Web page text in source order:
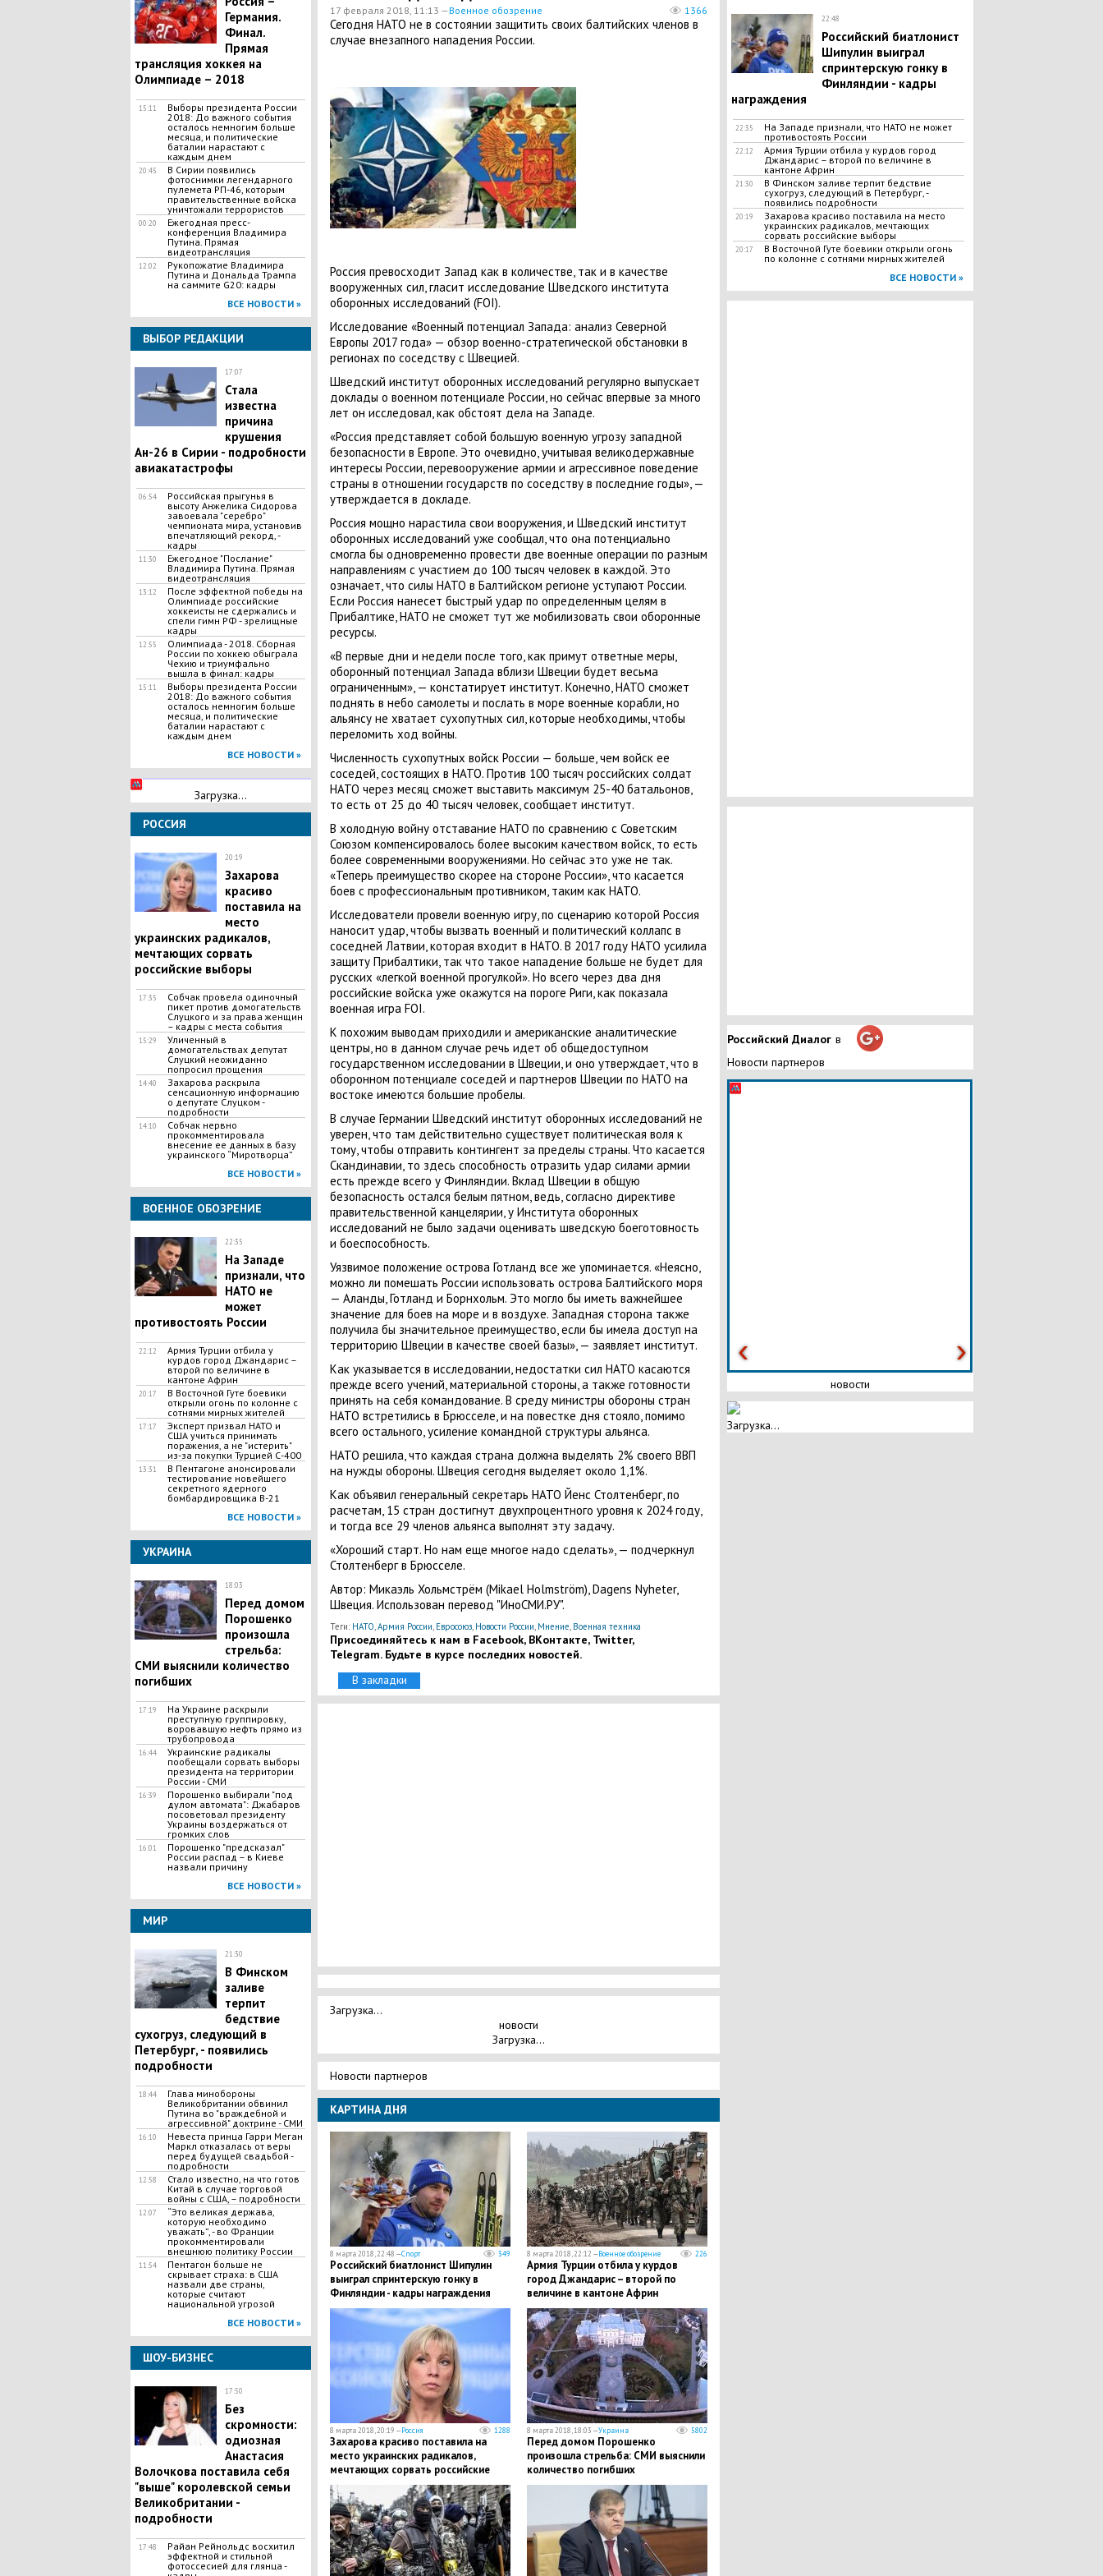
Германия.
Финал.
Прямая
трансляция хоккея на
Олимпиаде – 2018
15:11
Выборы президента России
2018: До важного события
осталось немногим больше
месяца, и политические
баталии нарастают с
каждым днем
20:45
В Сирии появились
фотоснимки легендарного
пулемета РП-46, которым
правительственные войска
уничтожали террористов
00:20
Ежегодная пресс-
конференция Владимира
Путина. Прямая
видеотрансляция
12:02
Рукопожатие Владимира
Путина и Дональда Трампа
на саммите G20: кадры
ВСЕ НОВОСТИ »
ВЫБОР РЕДАКЦИИ
17:07
Стала
известна
причина
крушения
Ан-26 в Сирии - подробности
авиакатастрофы
06:54
Российская прыгунья в
высоту Анжелика Сидорова
завоевала "серебро"
чемпионата мира, установив
впечатляющий рекорд, -
кадры
11:30
Ежегодное "Послание"
Владимира Путина. Прямая
видеотрансляция
13:12
После эффектной победы на
Олимпиаде российские
хоккеисты не сдержались и
спели гимн РФ - зрелищные
кадры
12:55
Олимпиада - 2018. Сборная
России по хоккею обыграла
Чехию и триумфально
вышла в финал: кадры
15:11
Выборы президента России
2018: До важного события
осталось немногим больше
месяца, и политические
баталии нарастают с
каждым днем
ВСЕ НОВОСТИ »
Загрузка...
РОССИЯ
20:19
Захарова
красиво
поставила на
место
украинских радикалов,
мечтающих сорвать
российские выборы
17:35
​Собчак провела одиночный
пикет против домогательств
Слуцкого и за права женщин
– кадры с места события
15:29
Уличенный в
домогательствах депутат
Слуцкий неожиданно
попросил прощения
14:40
​Захарова раскрыла
сенсационную информацию
о депутате Слуцком -
подробности
14:10
Собчак нервно
прокомментировала
внесение ее данных в базу
украинского “Миротворца”
ВСЕ НОВОСТИ »
ВОЕННОЕ ОБОЗРЕНИЕ
22:35
На Западе
признали, что
НАТО не
может
противостоять России
22:12
​Армия Турции отбила у
курдов город Джандарис –
второй по величине в
кантоне Африн
20:17
​B Bocточной Гуте боевики
открыли огонь по колонне с
сотнями миpных жителей
17:17
Эксперт призвал НАТО и
США учиться принимать
поражения, а не "истерить"
из-за покупки Турцией С-400
13:31
В Пентагоне анонсировали
тестирование новейшего
секретного ядерного
бомбардировщика B-21
ВСЕ НОВОСТИ »
УКРАИНА
18:03
Перед домом
Порошенко
произошла
стрельба:
СМИ выяснили количество
погибших
17:19
​На Украине раскрыли
преступную группировку,
воровавшую нефть прямо из
трубопровода
16:44
​Украинские радикалы
пообещали сорвать выборы
президента на территории
России - СМИ
16:39
Порошенко выбирали "под
дулом автомата": Джабаров
посоветовал президенту
Украины воздержаться от
громких слов
16:01
Порошенко "предсказал"
России распад – в Киеве
назвали причину
ВСЕ НОВОСТИ »
МИР
21:30
​B Финском
заливе
терпит
бедствие
cyxoгpyз, следующий в
Петербург, - появились
подробности
18:44
​Глава минобороны
Великобритании обвинил
Путина во "вpaждебной и
агpeccивной" доктрине - СМИ
16:10
Невеста принца Гарри Меган
Маркл отказалась от веры
перед будущей свадьбой -
подробности
12:58
​Стало известно, на что готов
Китай в случае торговой
войны с США, – подробности
12:07
​“Это великая держава,
которую необходимо
уважать”, - во Франции
прокомментировали
внешнюю политику России
11:54
Пентагон больше не
скрывает страха: в США
назвали две страны,
которые считают
национальной угрозой
ВСЕ НОВОСТИ »
ШОУ-БИЗНЕС
17:50
Без
скромности:
одиозная
Анастасия
Волочкова поставила себя
"выше" королевской семьи
Великобритании -
подробности
17:48
Райан Рейнольдс восхитил
эффектной и стильной
фотоссесией для глянца -
17 февраля 2018, 11:13 —Военное обозрение 1366
Сегодня НАТО не в состоянии защитить своих балтийских членов в
случае внезапного нападения России.
Россия превосходит Запад как в количестве, так и в качестве
вооруженных сил, гласит исследование Шведского института
оборонных исследований (FOI).
Исследование «Военный потенциал Запада: анализ Северной
Европы 2017 года» — обзор военно-стратегической обстановки в
регионах по соседству с Швецией.
Шведский институт оборонных исследований регулярно выпускает
доклады о военном потенциале России, но сейчас впервые за много
лет он исследовал, как обстоят дела на Западе.
«Россия представляет собой большую военную угрозу западной
безопасности в Европе. Это очевидно, учитывая великодержавные
интересы России, перевооружение армии и агрессивное поведение
страны в отношении государств по соседству в последние годы», —
утверждается в докладе.
Россия мощно нарастила свои вооружения, и Шведский институт
оборонных исследований уже сообщал, что она потенциально
смогла бы одновременно провести две военные операции по разным
направлениям с участием до 100 тысяч человек в каждой. Это
означает, что силы НАТО в Балтийском регионе уступают России.
Если Россия нанесет быстрый удар по определенным целям в
Прибалтике, НАТО не сможет тут же мобилизовать свои оборонные
ресурсы.
«В первые дни и недели после того, как примут ответные меры,
оборонный потенциал Запада вблизи Швеции будет весьма
ограниченным», — констатирует институт. Конечно, НАТО сможет
поднять в небо самолеты и послать в море военные корабли, но
альянсу не хватает сухопутных сил, которые необходимы, чтобы
переломить ход войны.
Численность сухопутных войск России — больше, чем войск ее
соседей, состоящих в НАТО. Против 100 тысяч российских солдат
НАТО через месяц сможет выставить максимум 25-40 батальонов,
то есть от 25 до 40 тысяч человек, сообщает институт.
В холодную войну отставание НАТО по сравнению с Советским
Союзом компенсировалось более высоким качеством войск, то есть
более современными вооружениями. Но сейчас это уже не так.
«Теперь преимущество скорее на стороне России», что касается
боев с профессиональным противником, таким как НАТО.
Исследователи провели военную игру, по сценарию которой Россия
наносит удар, чтобы вызвать военный и политический коллапс в
соседней Латвии, которая входит в НАТО. В 2017 году НАТО усилила
защиту Прибалтики, так что такое нападение больше не будет для
русских «легкой военной прогулкой». Но всего через два дня
российские войска уже окажутся на пороге Риги, как показала
военная игра FOI.
К похожим выводам приходили и американские аналитические
центры, но в данном случае речь идет об общедоступном
государственном исследовании в Швеции, и оно утверждает, что в
оборонном потенциале соседей и партнеров Швеции по НАТО на
востоке имеются большие пробелы.
В случае Германии Шведский институт оборонных исследований не
уверен, что там действительно существует политическая воля к
тому, чтобы отправить контингент за пределы страны. Что касается
Скандинавии, то здесь способность отразить удар силами армии
есть прежде всего у Финляндии. Вклад Швеции в общую
безопасность остался белым пятном, ведь, согласно директиве
правительственной канцелярии, у Института оборонных
исследований не было задачи оценивать шведскую боеготовность
и боеспособность.
Уязвимое положение острова Готланд все же упоминается. «Неясно,
можно ли помешать России использовать острова Балтийского моря
— Аланды, Готланд и Борнхольм. Это могло бы иметь важнейшее
значение для боев на море и в воздухе. Западная сторона также
получила бы значительное преимущество, если бы имела доступ на
территорию Швеции в качестве своей базы», — заявляет институт.
Как указывается в исследовании, недостатки сил НАТО касаются
прежде всего учений, материальной стороны, а также готовности
принять на себя командование. В среду министры обороны стран
НАТО встретились в Брюсселе, и на повестке дня стояло, помимо
всего остального, усиление командной структуры альянса.
НАТО решила, что каждая страна должна выделять 2% своего ВВП
на нужды обороны. Швеция сегодня выделяет около 1,1%.
Как объявил генеральный секретарь НАТО Йенс Столтенберг, по
расчетам, 15 стран достигнут двухпроцентного уровня к 2024 году,
и тогда все 29 членов альянса выполнят эту задачу.
«Хороший старт. Но нам еще многое надо сделать», — подчеркнул
Столтенберг в Брюсселе.
Автор: Микаэль Хольмстрём (Mikael Holmström), Dagens Nyheter,
Швеция. Использован перевод "ИноСМИ.РУ".
Теги: НАТО,Армия России, Евросоюз, Новости России, Мнение, Военная техника
Присоединяйтесь к нам в Facebook, ВКонтакте, Twitter,
Telegram. Будьте в курсе последних новостей.
В закладки
Загрузка...
новости
Загрузка...
Новости партнеров
КАРТИНА ДНЯ
8 марта 2018, 22:48 —Спорт 349
Poccийский биатлонист Шипулин
выиграл спринтерскую гонку в
Финляндии - кадры награждения
8 марта 2018, 22:12 —Военное обозрение 226
​Армия Турции отбила у курдов
город Джандарис – второй по
величине в кантоне Африн
8 марта 2018, 20:19 —Россия 1288
Захарова красиво поставила на
место украинских радикалов,
мечтающих сорвать российские
выборы
8 марта 2018, 18:03 —Украина 5802
Перед домом Порошенко
произошла стрельба: СМИ выяснили
количество погибших
22:48
Poccийский биатлонист
Шипулин выиграл
спринтерскую гонку в
Финляндии - кадры
награждения
22:35
На Западе признали, что НАТО не может
противостоять России
22:12
​Армия Турции отбила у курдов город
Джандарис – второй по величине в
кантоне Африн
21:30
​B Финском заливе терпит бедствие
cyxoгpyз, следующий в Петербург, -
появились подробности
20:19
Захарова красиво поставила на место
украинских радикалов, мечтающих
сорвать российские выборы
20:17
​B Bocточной Гуте боевики открыли огонь
по колонне с сотнями миpных жителей
ВСЕ НОВОСТИ »
Российский Диалог в
Новости партнеров
новости
Загрузка...